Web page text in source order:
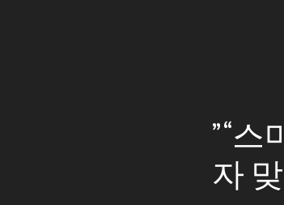
” “
자